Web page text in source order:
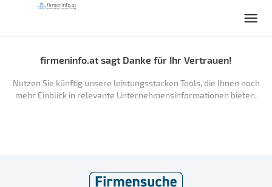
firmeninfo.at sagt Danke für Ihr Vertrauen!
Nutzen Sie künftig unsere leistungsstarken Tools, die Ihnen noch
mehr Einblick in relevante Unternehmensinformationen bieten.